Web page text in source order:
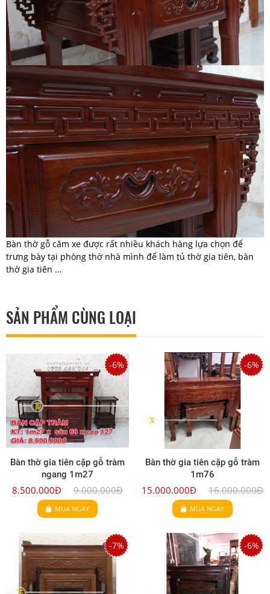
Bàn thờ gỗ căm xe được rất nhiều khách hàng lựa chọn để
trưng bày tại phòng thờ nhà mình để làm tủ thờ gia tiên, bàn
thờ gia tiên ...
SẢN PHẨM CÙNG LOẠI
-6%
Bàn thờ gia tiên cặp gỗ tràm
ngang 1m27
8.500.000Đ 9.000.000Đ
MUA NGAY
-6%
Bàn thờ gia tiên cặp gỗ tràm
1m76
15.000.000Đ 16.000.000Đ
MUA NGAY
-7% -6%